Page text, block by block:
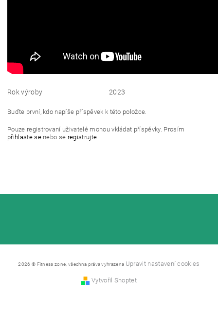
Rok výroby 2023
Buďte první, kdo napíše příspěvek k této položce.
Pouze registrovaní uživatelé mohou vkládat příspěvky. Prosím
přihlaste senebo se registrujte.
2026 © Fitness zone, všechna práva vyhrazena Upravit nastavení cookies
Vytvořil Shoptet